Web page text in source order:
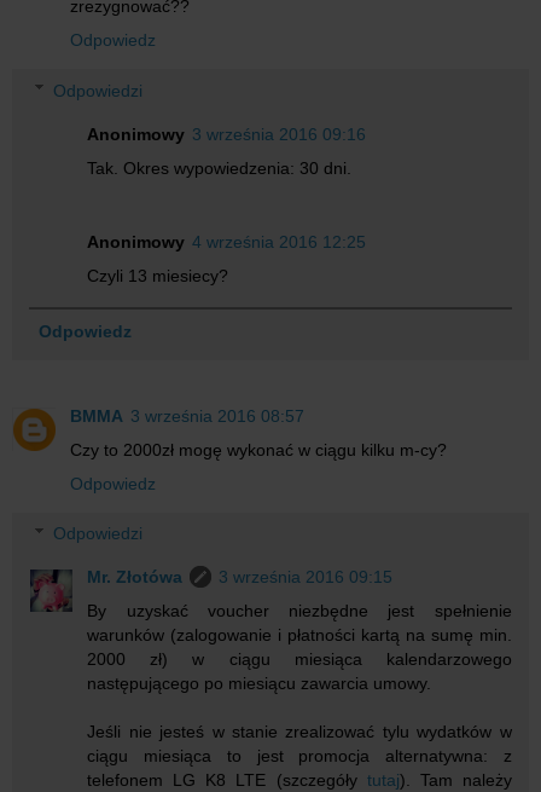
zrezygnować??
Odpowiedz
Odpowiedzi
Anonimowy 3 września 2016 09:16
Tak. Okres wypowiedzenia: 30 dni.
Anonimowy 4 września 2016 12:25
Czyli 13 miesiecy?
Odpowiedz
BMMA 3 września 2016 08:57
Czy to 2000zł mogę wykonać w ciągu kilku m-cy?
Odpowiedz
Odpowiedzi
Mr. Złotówa
3 września 2016 09:15
By uzyskać voucher niezbędne jest spełnienie
warunków (zalogowanie i płatności kartą na sumę min.
2000 zł) w ciągu miesiąca kalendarzowego
następującego po miesiącu zawarcia umowy.
Jeśli nie jesteś w stanie zrealizować tylu wydatków w
ciągu miesiąca to jest promocja alternatywna: z
telefonem LG K8 LTE (szczegóły tutaj). Tam należy